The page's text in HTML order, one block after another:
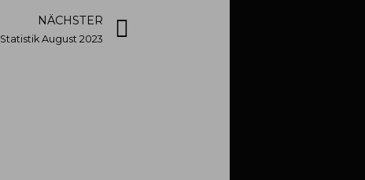
NÄCHSTER
Statistik August 2023